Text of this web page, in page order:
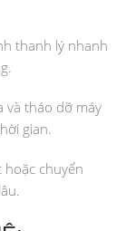
thanh lý nhanh
và tháo dỡ máy
gian.
chuyển